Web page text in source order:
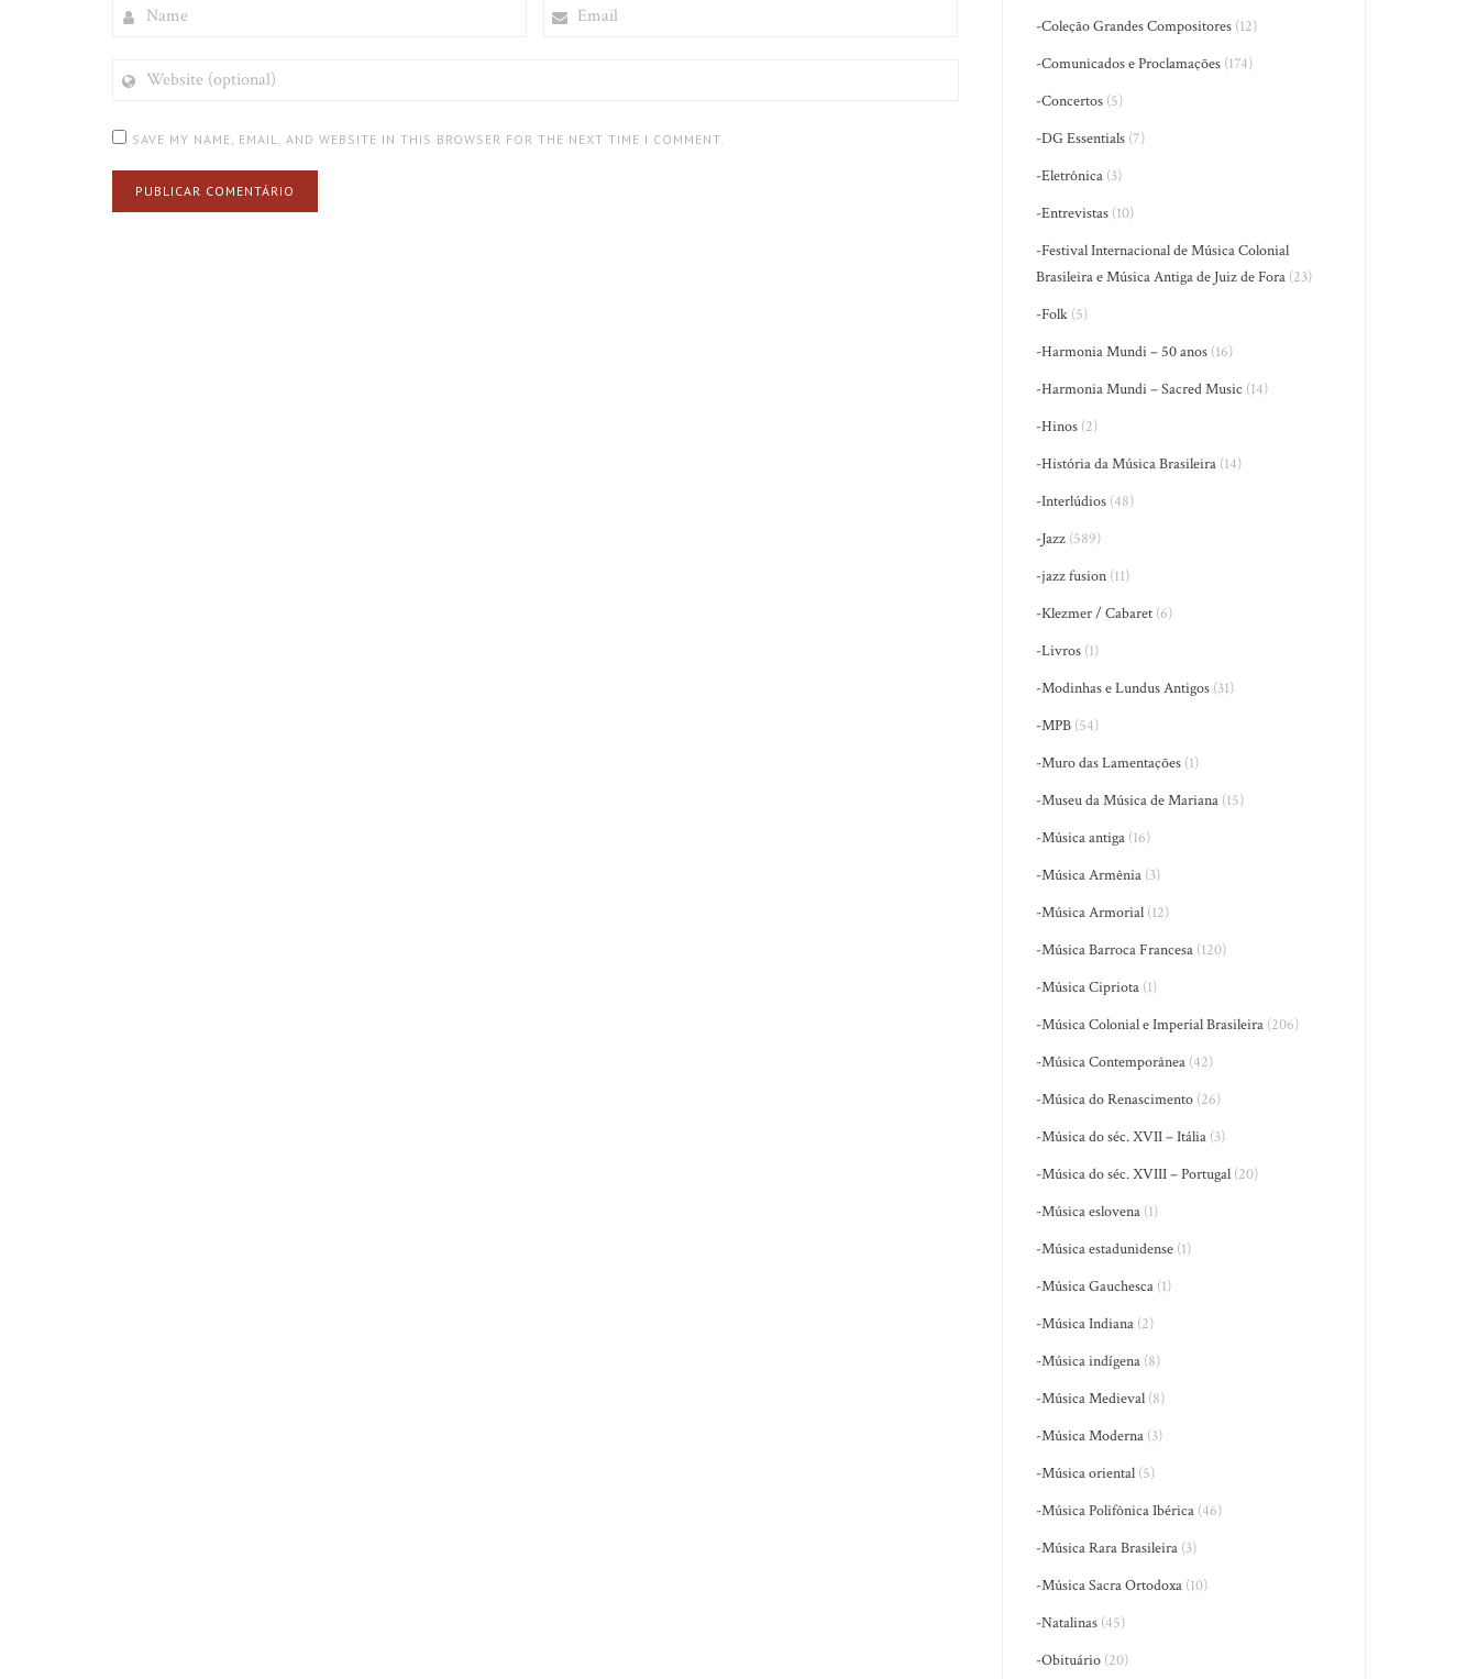
(OPTIONAL)
SAVE MY NAME, EMAIL, AND WEBSITE IN THIS BROWSER FOR THE NEXT TIME I COMMENT.
-Coleção Grandes Compositores (12)
-Comunicados e Proclamações (174)
-Concertos (5)
-DG Essentials (7)
-Eletrônica (3)
-Entrevistas (10)
-Festival Internacional de Música Colonial
Brasileira e Música Antiga de Juiz de Fora (23)
-Folk (5)
-Harmonia Mundi – 50 anos (16)
-Harmonia Mundi – Sacred Music (14)
-Hinos (2)
-História da Música Brasileira (14)
-Interlúdios (48)
-Jazz (589)
-jazz fusion (11)
-Klezmer / Cabaret (6)
-Livros (1)
-Modinhas e Lundus Antigos (31)
-MPB (54)
-Muro das Lamentações (1)
-Museu da Música de Mariana (15)
-Música antiga (16)
-Música Armênia (3)
-Música Armorial (12)
-Música Barroca Francesa (120)
-Música Cipriota (1)
-Música Colonial e Imperial Brasileira (206)
-Música Contemporânea (42)
-Música do Renascimento (26)
-Música do séc. XVII – Itália (3)
-Música do séc. XVIII – Portugal (20)
-Música eslovena (1)
-Música estadunidense (1)
-Música Gauchesca (1)
-Música Indiana (2)
-Música indígena (8)
-Música Medieval (8)
-Música Moderna (3)
-Música oriental (5)
-Música Polifônica Ibérica (46)
-Música Rara Brasileira (3)
-Música Sacra Ortodoxa (10)
-Natalinas (45)
-Obituário (20)